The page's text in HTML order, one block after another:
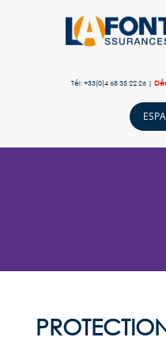
Tél: +33(0)4 68 35 22 26 |